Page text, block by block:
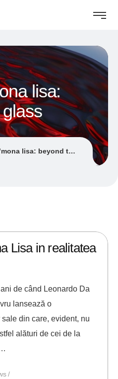
lisa:
lisa: beyond the glass"
Lisa in realitatea
de când Leonardo Da
lansează o
din care, evident, nu
alături de cei de la